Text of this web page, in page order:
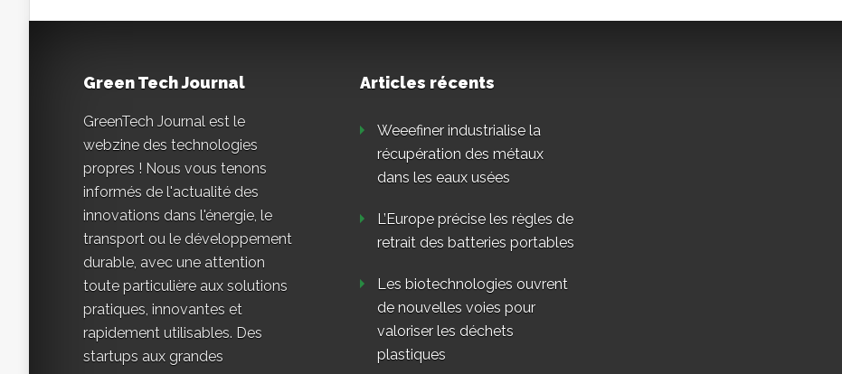
Green Tech Journal
GreenTech Journal est le
webzine des technologies
propres ! Nous vous tenons
informés de l'actualité des
innovations dans l'énergie, le
transport ou le développement
durable, avec une attention
toute particulière aux solutions
pratiques, innovantes et
rapidement utilisables. Des
startups aux grandes
Articles récents
Weeefiner industrialise la
récupération des métaux
dans les eaux usées
L’Europe précise les règles de
retrait des batteries portables
Les biotechnologies ouvrent
de nouvelles voies pour
valoriser les déchets
plastiques